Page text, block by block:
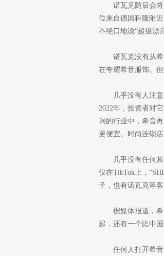
诺瓦克随后会
位来自德国科隆附
不绝口地说“超级漂亮
诺瓦克没有从
在夸耀希音服饰。
几乎没有人注
2022年，投资者对
词的行业中，希音
更便宜。时尚连锁
几乎没有任何
仅在TikTok上，
子，也有诺瓦克等
据媒体报道，
起，还有一个比中
任何人打开希